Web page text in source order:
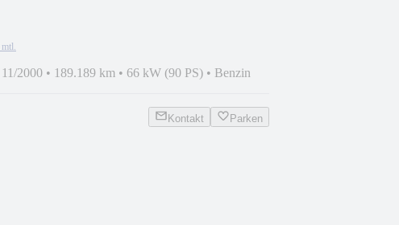
mtl.
2000 • 189.189 km • 66 kW (90 PS) • Benzin
Kontakt Parken